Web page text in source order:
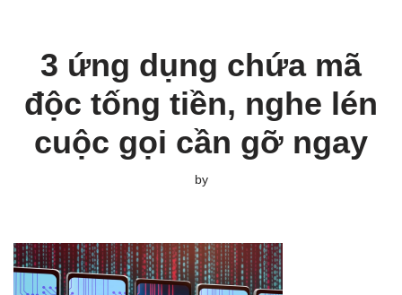
3 ứng dụng chứa mã
độc tống tiền, nghe lén
cuộc gọi cần gỡ ngay
by